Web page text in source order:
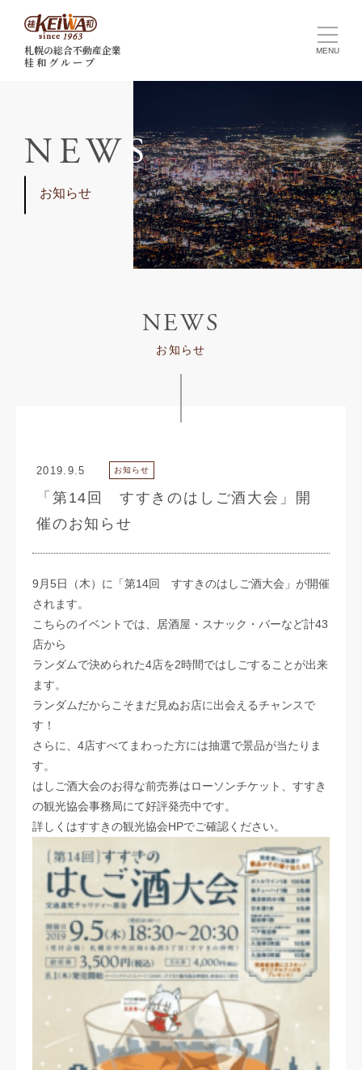
札幌の総合不動産企業
桂 和 グ ル ー プ
NEW S
お知らせ
NEWS
お知らせ
2019.9.5 お知らせ
「第14回 すすきのはしご酒大会」開
催のお知らせ
9月5日（木）に「第14回 すすきのはしご酒大会」が開催
されます。
こちらのイベントでは、居酒屋・スナック・バーなど計43
店から
ランダムで決められた4店を2時間ではしごすることが出来
ます。
ランダムだからこそまだ見ぬお店に出会えるチャンスで
す！
さらに、4店すべてまわった方には抽選で景品が当たりま
す。
はしご酒大会のお得な前売券はローソンチケット、すすき
の観光協会事務局にて好評発売中です。
詳しくはすすきの観光協会HPでご確認ください。